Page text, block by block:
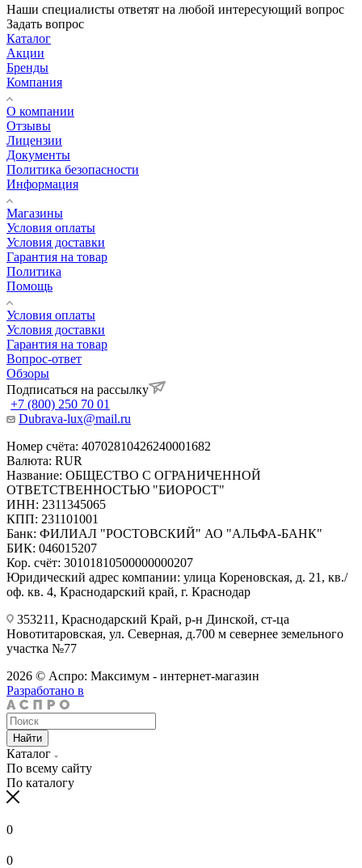
Наши специалисты ответят на любой интересующий вопрос
Задать вопрос
Каталог
Акции
Бренды
Компания
О компании
Отзывы
Лицензии
Документы
Политика безопасности
Информация
Магазины
Условия оплаты
Условия доставки
Гарантия на товар
Политика
Помощь
Условия оплаты
Условия доставки
Гарантия на товар
Вопрос-ответ
Обзоры
Подписаться на рассылку
+7 (800) 250 70 01
Dubrava-lux@mail.ru
Номер счёта: 40702810426240001682
Валюта: RUR
Название: ОБЩЕСТВО С ОГРАНИЧЕННОЙ
ОТВЕТСТВЕННОСТЬЮ "БИОРОСТ"
ИНН: 2311345065
КПП: 231101001
Банк: ФИЛИАЛ "РОСТОВСКИЙ" АО "АЛЬФА-БАНК"
БИК: 046015207
Кор. счёт: 30101810500000000207
Юридический адрес компании: улица Кореновская, д. 21, кв./
оф. кв. 4, Краснодарский край, г. Краснодар
353211, Краснодарский Край, р-н Динской, ст-ца
Новотитаровская, ул. Северная, д.700 м севернее земельного
участка №77
2026 © Аспро: Максимум - интернет-магазин
Разработано в
Найти
Каталог
По всему сайту
По каталогу
0
0